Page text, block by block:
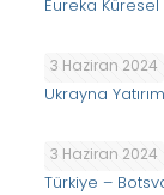
Eureka
3 Haziran 2024
Ukrayna
3 Haziran 2024
Türkiye –